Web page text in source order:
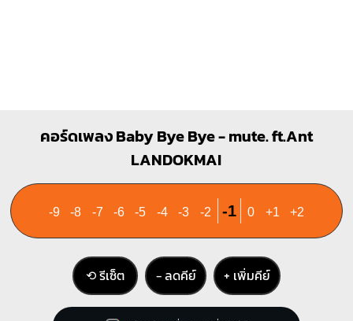
คอร์ดเพลง Baby Bye Bye - mute. ft.Ant
LANDOKMAI
-9 -8 -7 -6 -5 -4 -3 -2 -1 0 +1 +2
⟲ รีเซ็ต − ลดคีย์ + เพิ่มคีย์